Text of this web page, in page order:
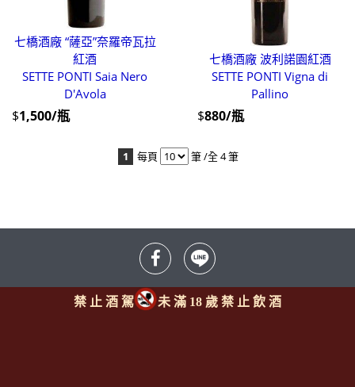
七橋酒廠 “薩亞”奈羅帝瓦拉
紅酒
SETTE PONTI Saia Nero
D'Avola
$1,500/瓶
七橋酒廠 波利諾園紅酒
SETTE PONTI Vigna di
Pallino
$880/瓶
1 每頁 筆 /全 4 筆
禁 止 酒 駕 未 滿 18 歲 禁 止 飲 酒